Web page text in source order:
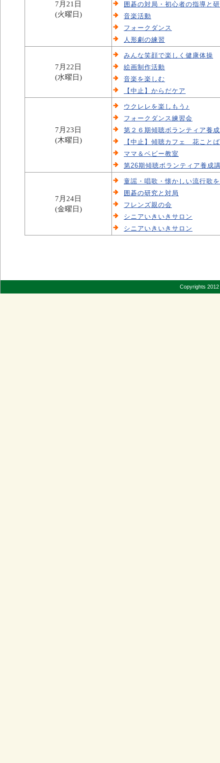
7月21日
(火曜日)
囲碁の対局・初心者の指導と
音楽活動
フォークダンス
人形劇の練習
7月22日
(水曜日)
みんな笑顔で楽しく健康体操
絵画制作活動
音楽を楽しむ
【中止】からだケア
7月23日
(木曜日)
ウクレレを楽しもう♪
フォークダンス練習会
第２６期傾聴ボランティア養
【中止】傾聴カフェ 花ことば
ママ＆ベビー教室
第26期傾聴ボランティア養成
7月24日
(金曜日)
童謡・唱歌・懐かしい流行歌
囲碁の研究と対局
フレンズ親の会
シニアいきいきサロン
シニアいきいきサロン
Copyrights